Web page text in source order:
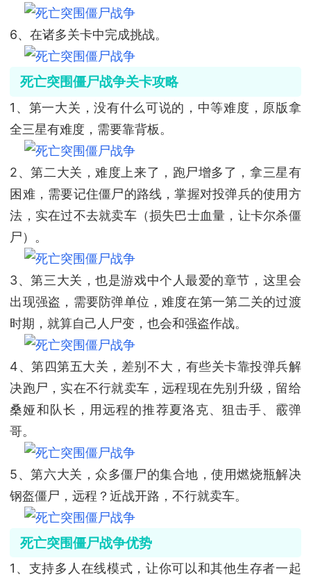
6、在诸多关卡中完成挑战。
死亡突围僵尸战争关卡攻略
1 、第一大关，没有什么可说的，中等难度，原版拿
全三星有难度，需要靠背板。
2、第二大关，难度上来了，跑尸增多了，拿三星有
困难，需要记住僵尸的路线，掌握对投弹兵的使用方
法，实在过不去就卖车（损失巴士血量，让卡尔杀僵
尸）。
3、第三大关，也是游戏中个人最爱的章节，这里会
出现强盗，需要防弹单位，难度在第一第二关的过渡
时期，就算自己人尸变，也会和强盗作战。
4、第四第五大关，差别不大，有些关卡靠投弹兵解
决跑尸，实在不行就卖车，远程现在先别升级，留给
桑娅和队长，用远程的推荐夏洛克、狙击手、霰弹
哥。
5、第六大关，众多僵尸的集合地，使用燃烧瓶解决
钢盔僵尸，远程？近战开路，不行就卖车。
死亡突围僵尸战争优势
1 、支持多人在线模式，让你可以和其他生存者一起